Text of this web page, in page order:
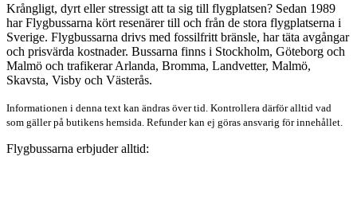
Krångligt, dyrt eller stressigt att ta sig till flygplatsen? Sedan 1989
har Flygbussarna kört resenärer till och från de stora flygplatserna i
Sverige. Flygbussarna drivs med fossilfritt bränsle, har täta avgångar
och prisvärda kostnader. Bussarna finns i Stockholm, Göteborg och
Malmö och trafikerar Arlanda, Bromma, Landvetter, Malmö,
Skavsta, Visby och Västerås.
Informationen i denna text kan ändras över tid. Kontrollera därför alltid vad
som gäller på butikens hemsida. Refunder kan ej göras ansvarig för innehållet.
Flygbussarna erbjuder alltid: